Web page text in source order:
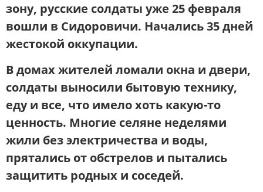
зону, русские солдаты уже 25 февраля
вошли в Сидоровичи. Начались 35 дней
жестокой оккупации.
В домах жителей ломали окна и двери,
солдаты выносили бытовую технику,
еду и все, что имело хоть какую-то
ценность. Многие селяне неделями
жили без электричества и воды,
прятались от обстрелов и пытались
защитить родных и соседей.